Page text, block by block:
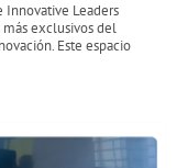
Innovative Leaders
exclusivos del
Este espacio